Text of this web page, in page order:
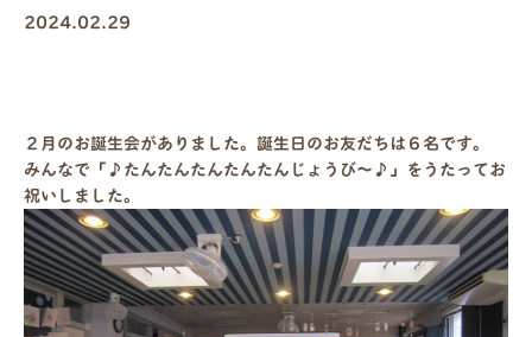
2024.02.29
２月のお誕生会がありました。誕生日のお友だちは６名です。
みんなで「♪たんたんたんたんたんじょうび～♪」をうたってお
祝いしました。